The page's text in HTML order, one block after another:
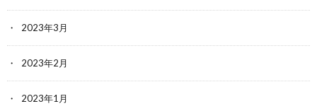
2023年3月
2023年2月
2023年1月